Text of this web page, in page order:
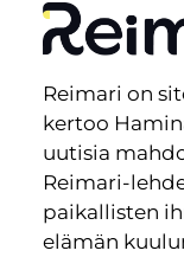
Reimari on
kertoo
uutisia
Reimari-
paikallisten
elämän